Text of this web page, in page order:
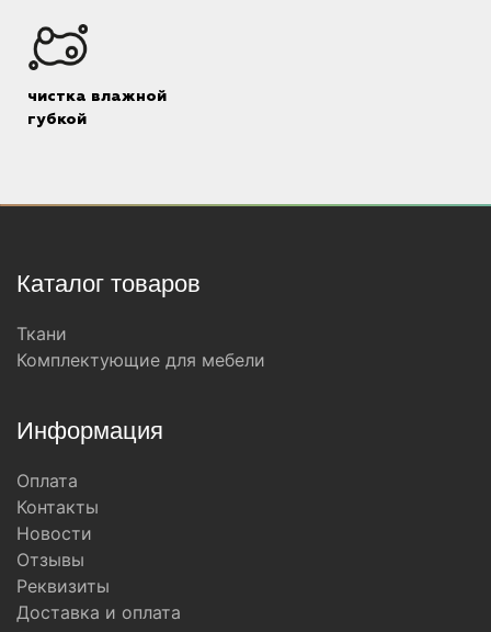
чистка влажной
губкой
Каталог товаров
Ткани
Комплектующие для мебели
Информация
Оплата
Контакты
Новости
Отзывы
Реквизиты
Доставка и оплата